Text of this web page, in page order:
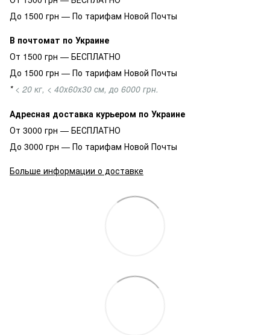
До 1500 грн — По тарифам Новой Почты
В почтомат по Украине
От 1500 грн — БЕСПЛАТНО
До 1500 грн — По тарифам Новой Почты
* < 20 кг, < 40х60х30 см, до 6000 грн.
Адресная доставка курьером по Украине
От 3000 грн — БЕСПЛАТНО
До 3000 грн — По тарифам Новой Почты
Больше информации о доставке